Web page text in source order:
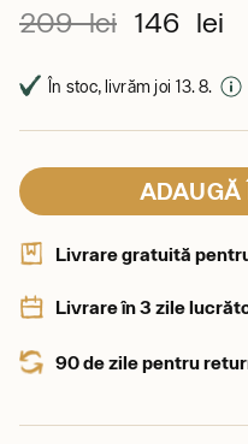
209 lei 146 lei
În stoc, livrăm joi 13. 8.
ADAUGĂ
Livrare gratuită
Livrare în 3 zile
90 de zile pentru